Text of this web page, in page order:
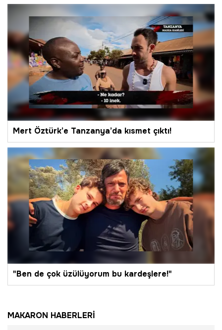
Mert Öztürk’e Tanzanya’da kısmet çıktı!
"Ben de çok üzülüyorum bu kardeşlere!"
MAKARON HABERLERİ